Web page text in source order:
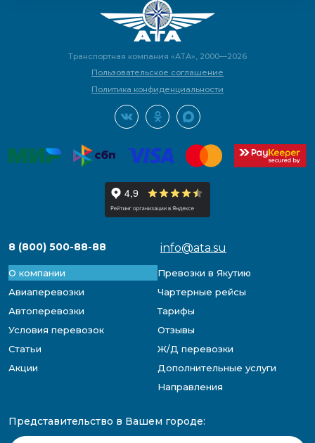
Транспортная компания «АТА», 2000—2026
Пользовательское соглашение
Политика конфиденциальности
8 (800) 500-88-88 info@ata.su
О компании
Превозки в Якутию
Авиаперевозки
Чартерные рейсы
Автоперевозки
Тарифы
Условия перевозок
Отзывы
Статьи
Ж/Д перевозки
Акции
Дополнительные услуги
Направления
Представительство в Вашем городе: